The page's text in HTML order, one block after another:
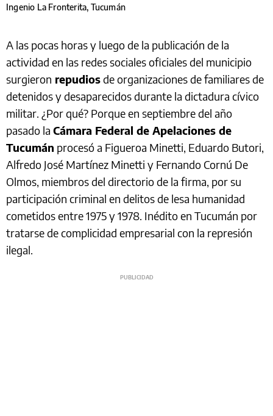
Ingenio La Fronterita, Tucumán
A las pocas horas y luego de la publicación de la
actividad en las redes sociales oficiales del municipio
surgieron repudiosde organizaciones de familiares de
detenidos y desaparecidos durante la dictadura cívico
militar. ¿Por qué? Porque en septiembre del año
pasado la Cámara Federal de Apelaciones de
Tucumán procesó a Figueroa Minetti, Eduardo Butori,
Alfredo José Martínez Minetti y Fernando Cornú De
Olmos, miembros del directorio de la firma, por su
participación criminal en delitos de lesa humanidad
cometidos entre 1975 y 1978. Inédito en Tucumán por
tratarse de complicidad empresarial con la represión
ilegal.